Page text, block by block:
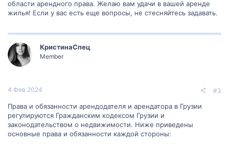
области арендного права. Желаю вам удачи в вашей аренде
жилья! Если у вас есть еще вопросы, не стесняйтесь задавать.
КристинаСпец
Member
4 Фев 2024 #3
Права и обязанности арендодателя и арендатора в Грузии
регулируются Гражданским кодексом Грузии и
законодательством о недвижимости. Ниже приведены
основные права и обязанности каждой стороны: